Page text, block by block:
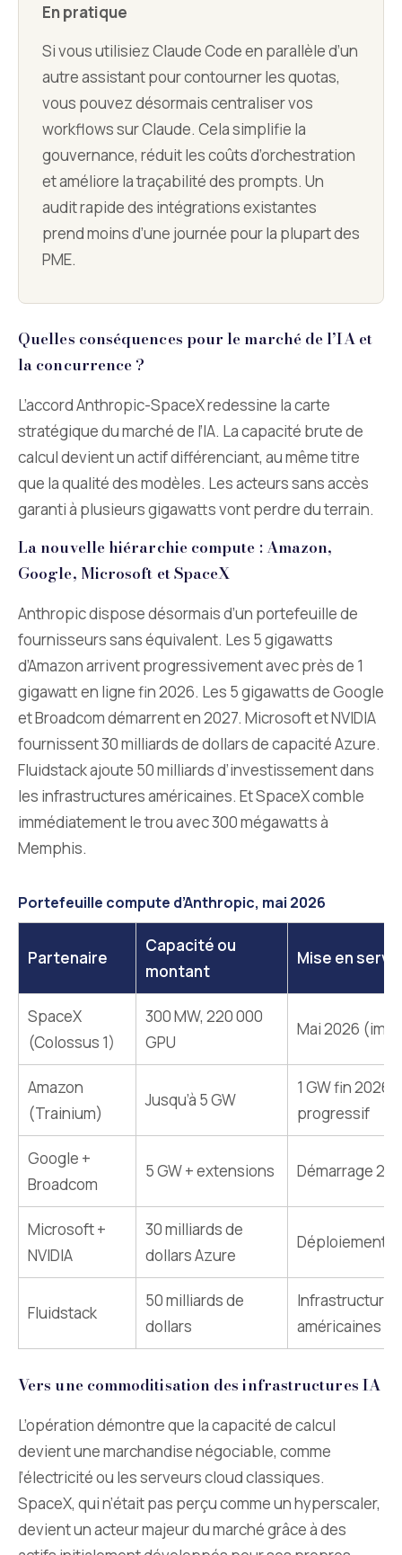
En pratique
Si vous utilisiez Claude Code en parallèle d’un
autre assistant pour contourner les quotas,
vous pouvez désormais centraliser vos
workflows sur Claude. Cela simplifie la
gouvernance, réduit les coûts d’orchestration
et améliore la traçabilité des prompts. Un
audit rapide des intégrations existantes
prend moins d’une journée pour la plupart des
PME.
Quelles conséquences pour le marché de l’IA et
la concurrence ?
L’accord Anthropic-SpaceX redessine la carte
stratégique du marché de l’IA. La capacité brute de
calcul devient un actif différenciant, au même titre
que la qualité des modèles. Les acteurs sans accès
garanti à plusieurs gigawatts vont perdre du terrain.
La nouvelle hiérarchie compute : Amazon,
Google, Microsoft et SpaceX
Anthropic dispose désormais d’un portefeuille de
fournisseurs sans équivalent. Les 5 gigawatts
d’Amazon arrivent progressivement avec près de 1
gigawatt en ligne fin 2026. Les 5 gigawatts de Google
et Broadcom démarrent en 2027. Microsoft et NVIDIA
fournissent 30 milliards de dollars de capacité Azure.
Fluidstack ajoute 50 milliards d’investissement dans
les infrastructures américaines. Et SpaceX comble
immédiatement le trou avec 300 mégawatts à
Memphis.
Portefeuille compute d’Anthropic, mai 2026
Partenaire
Capacité ou
montant
Mise en
SpaceX
(Colossus 1)
300 MW, 220 000
GPU
Mai 2026
Amazon
(Trainium)
Jusqu’à 5 GW
1 GW fin 2026,
progressif
Google +
Broadcom
5 GW + extensions Démarrage
Microsoft +
NVIDIA
30 milliards de
dollars Azure
Déploiement
Fluidstack
50 milliards de
dollars
Infrastructures
américaines
Vers une commoditisation des infrastructures IA
L’opération démontre que la capacité de calcul
devient une marchandise négociable, comme
l’électricité ou les serveurs cloud classiques.
SpaceX, qui n’était pas perçu comme un hyperscaler,
devient un acteur majeur du marché grâce à des